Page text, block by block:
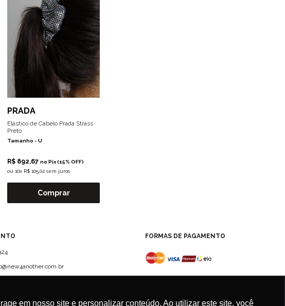
em nosso site e personalizar conteúdo. Ao utilizar este site, você
PRADA
Elástico de Cabelo Prada Strass
Preto
Tamanho - U
R$ 892,67 no Pix (15% OFF)
ou 10x R$ 105,02 sem juros
Comprar
FORMAS DE PAGAMENTO